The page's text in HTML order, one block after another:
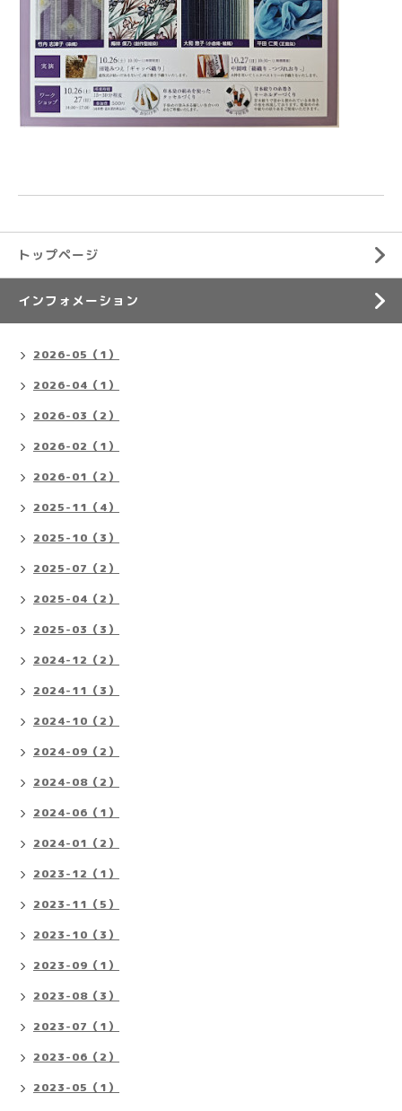
トップページ
インフォメーション
2026-05（1）
2026-04（1）
2026-03（2）
2026-02（1）
2026-01（2）
2025-11（4）
2025-10（3）
2025-07（2）
2025-04（2）
2025-03（3）
2024-12（2）
2024-11（3）
2024-10（2）
2024-09（2）
2024-08（2）
2024-06（1）
2024-01（2）
2023-12（1）
2023-11（5）
2023-10（3）
2023-09（1）
2023-08（3）
2023-07（1）
2023-06（2）
2023-05（1）